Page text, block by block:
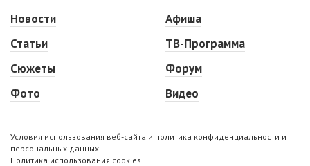
Новости
Статьи
Сюжеты
Фото
Афиша
ТВ-Программа
Форум
Видео
Условия использования веб-сайта и политика конфиденциальности и
персональных данных
Политика использования cookies